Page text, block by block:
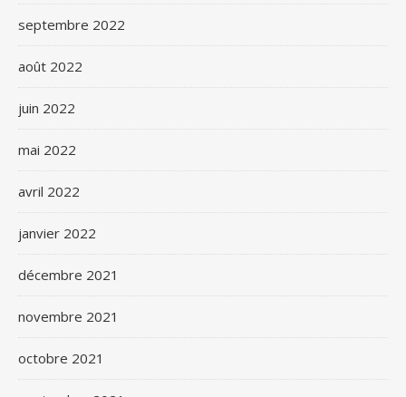
septembre 2022
août 2022
juin 2022
mai 2022
avril 2022
janvier 2022
décembre 2021
novembre 2021
octobre 2021